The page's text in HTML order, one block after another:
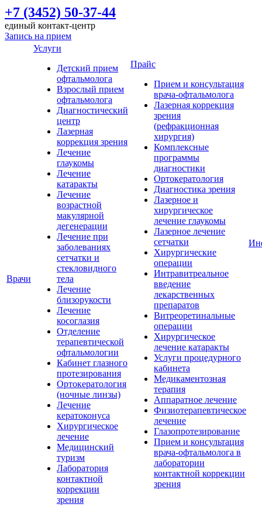
+7 (3452) 50-37-44
единый контакт-центр
Запись на прием
Врачи
Услуги
Детский прием
офтальмолога
Взрослый прием
офтальмолога
Диагностический
центр
Лазерная
коррекция зрения
Лечение
глаукомы
Лечение
катаракты
Лечение
возрастной
макулярной
дегенерации
Лечение при
заболеваниях
сетчатки и
стекловидного
тела
Лечение
близорукости
Лечение
косоглазия
Отделение
терапевтической
офтальмологии
Кабинет глазного
протезирования
Ортокератология
(ночные линзы)
Лечение
кератоконуса
Хирургическое
лечение
Медицинский
туризм
Лаборатория
контактной
коррекции
зрения
Прайс
Прием и консультация
врача-офтальмолога
Лазерная коррекция
зрения
(рефракционная
хирургия)
Комплексные
программы
диагностики
Ортокератология
Диагностика зрения
Лазерное и
хирургическое
лечение глаукомы
Лазерное лечение
сетчатки
Хирургические
операции
Интравитреальное
введение
лекарственных
препаратов
Витреоретинальные
операции
Хирургическое
лечение катаракты
Услуги процедурного
кабинета
Медикаментозная
терапия
Аппаратное лечение
Физиотерапевтическое
лечение
Глазопротезирование
Прием и консультация
врача-офтальмолога в
лаборатории
контактной коррекции
зрения